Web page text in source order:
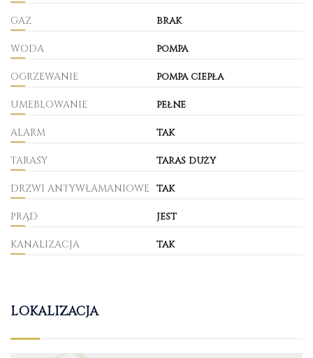
GAZ brak
WODA pompa
OGRZEWANIE pompa ciepła
UMEBLOWANIE pełne
ALARM tak
TARASY taras duży
DRZWI ANTYWŁAMANIOWE tak
PRĄD jest
KANALIZACJA tak
LOKALIZACJA